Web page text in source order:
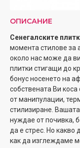
ОПИСАНИЕ
Сенегалските
момента стилове за
около нас може да
плитки стигащи до
бонус носенето на
собствената Ви
от манипулации,
стилизиране.
нуждае от почивка,
да е стрес. Но какво
как да изглеждаме